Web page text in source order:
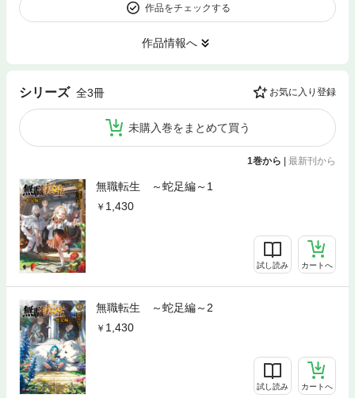
作品をチェックする
作品情報へ
シリーズ 全3冊 お気に入り登録
未購入巻をまとめて買う
1巻から | 最新刊から
無職転生 ～蛇足編～1
1,430
試し読み カートへ
無職転生 ～蛇足編～2
1,430
試し読み カートへ